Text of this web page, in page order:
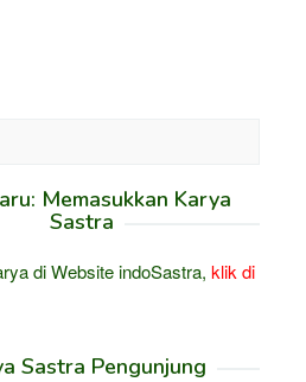
Memasukkan Karya
Sastra
di Website indoSastra, klik di
Sastra Pengunjung